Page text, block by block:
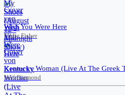
Wish You Were Here
Eddie Fisher
Kentucky Woman (Live At The Greek
Neil Diamond